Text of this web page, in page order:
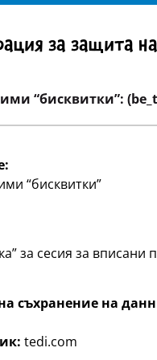
страница
за защита
“бисквитки”:
“бисквитки”
за сесия за вписани
съхранение на
tedi.com